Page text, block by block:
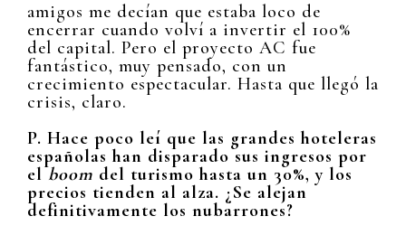
amigos me decían que estaba loco de
encerrar cuando volví a invertir el 100%
del capital. Pero el proyecto AC fue
fantástico, muy pensado, con un
crecimiento espectacular. Hasta que llegó la
crisis, claro.
P. Hace poco leí que las grandes hoteleras
españolas han disparado sus ingresos por
elboom del turismo hasta un 30%, y los
precios tienden al alza. ¿Se alejan
definitivamente los nubarrones?